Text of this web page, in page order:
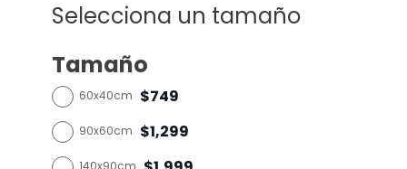
Selecciona un tamaño
Tamaño
60x40cm $749
90x60cm $1,299